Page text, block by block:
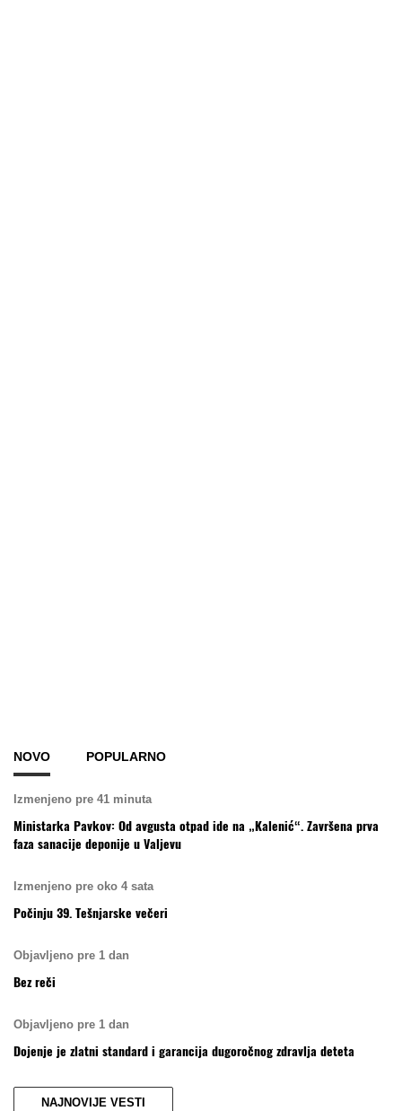
NOVO POPULARNO
Izmenjeno pre 41 minuta
Ministarka Pavkov: Od avgusta otpad ide na „Kalenić“. Završena prva
faza sanacije deponije u Valjevu
Izmenjeno pre oko 4 sata
Počinju 39. Tešnjarske večeri
Objavljeno pre 1 dan
Bez reči
Objavljeno pre 1 dan
Dojenje je zlatni standard i garancija dugoročnog zdravlja deteta
NAJNOVIJE VESTI